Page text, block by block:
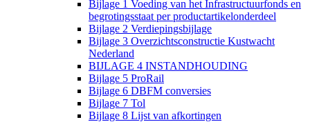
Bijlage 1 Voeding van het Infrastructuurfonds en
begrotingsstaat per productartikelonderdeel
Bijlage 2 Verdiepingsbijlage
Bijlage 3 Overzichtsconstructie Kustwacht
Nederland
BIJLAGE 4 INSTANDHOUDING
Bijlage 5 ProRail
Bijlage 6 DBFM conversies
Bijlage 7 Tol
Bijlage 8 Lijst van afkortingen